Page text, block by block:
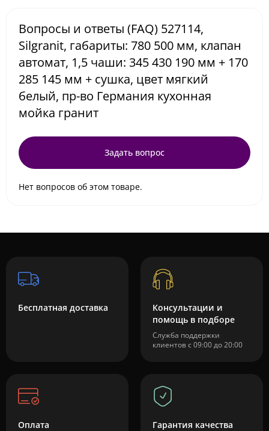
Вопросы и ответы (FAQ) 527114,
Silgranit, габариты: 780 500 мм, клапан
автомат, 1,5 чаши: 345 430 190 мм + 170
285 145 мм + сушка, цвет мягкий
белый, пр-во Германия кухонная
мойка гранит
Задать вопрос
Нет вопросов об этом товаре.
Бесплатная доставка
Консультации и
помощь в подборе
Служба поддержки
клиентов с 09:00 до 20:00
Оплата Гарантия качества